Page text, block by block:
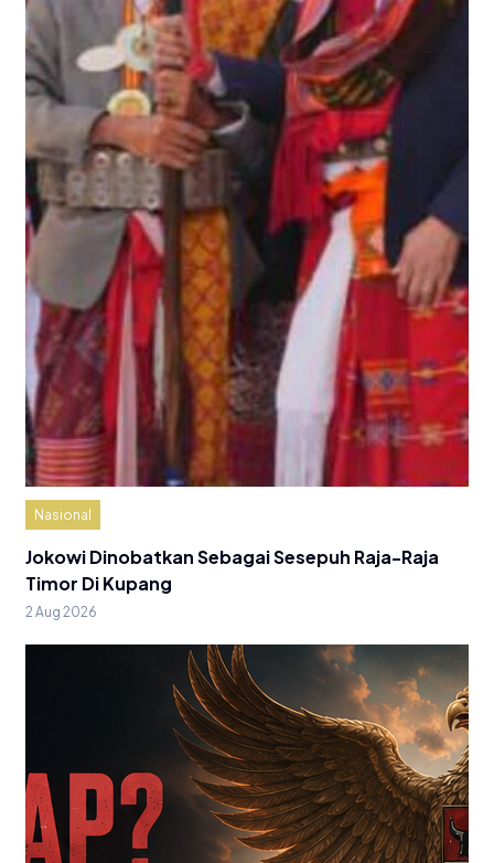
Nasional
Jokowi Dinobatkan Sebagai Sesepuh Raja-Raja
Timor Di Kupang
2 Aug 2026